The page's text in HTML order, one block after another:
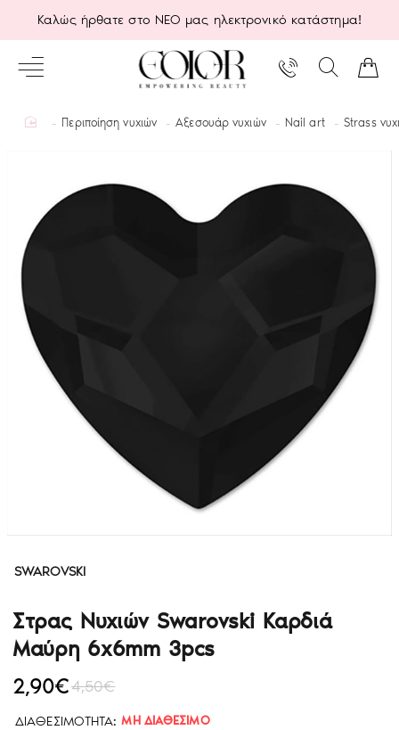
Καλώς ήρθατε στο ΝΕΟ μας ηλεκτρονικό κατάστημα!
homeΠεριποίηση νυχιών Αξεσουάρ νυχιών Nail art Strass
SWAROVSKI
Στρας Νυχιών Swarovski Καρδιά
Μαύρη 6x6mm 3pcs
ΔΙΑΘΕΣΙΜΌΤΗΤΑ: ΜΗ ΔΙΑΘΈΣΙΜΟ
2,90€4,50€